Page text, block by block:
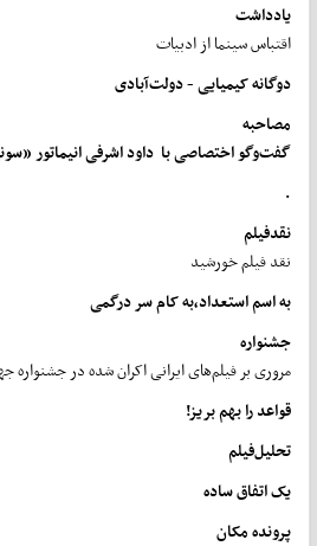
یادداشت
اقتباس سینما از ادبیات
دوگانهکیمیایی-دولتآبادی
مصاحبه
گفتوگو اختصاصی با داود اشرفی انیماتور
نقدفیلم
نقد فیلم خورشید
بهاسماستعداد،بهکامسر درگمی
جشنواره
مروری بر فیلم‌های ایرانی اکران شده در جشنواره
قواعد را بهم بریز!
تحلیلفیلم
یکاتفاقساده
پرونده مکان